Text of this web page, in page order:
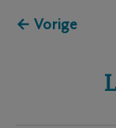
← Vorige